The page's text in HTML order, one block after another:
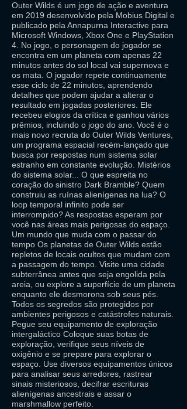
Outer Wilds é um jogo de ação e aventura
em 2019 desenvolvido pela Mobius Digital e
publicado pela Annapurna Interactive para
Microsoft Windows, Xbox One e PlayStation
4. No jogo, o personagem do jogador se
encontra em um planeta com apenas 22
minutos antes do sol local vai supernova e
os mata. O jogador repete continuamente
esse ciclo de 22 minutos, aprendendo
detalhes que podem ajudar a alterar o
resultado em jogadas posteriores. Ele
recebeu elogios da crítica e ganhou vários
prêmios, incluindo o jogo do ano. Você é o
mais novo recruta do Outer Wilds Ventures,
um programa espacial recém-lançado que
busca por respostas num sistema solar
estranho em constante evolução. Mistérios
do sistema solar... O que espreita no
coração do sinistro Dark Bramble? Quem
construiu as ruínas alienígenas na lua? O
loop temporal infinito pode ser
interrompido? As respostas esperam por
você nas áreas mais perigosas do espaço.
Um mundo que muda com o passar do
tempo Os planetas de Outer Wilds estão
repletos de locais ocultos que mudam com
a passagem do tempo. Visite uma cidade
subterrânea antes que seja engolida pela
areia, ou explore a superfície de um planeta
enquanto ele desmorona sob seus pés.
Todos os segredos são protegidos por
ambientes perigosos e catástrofes naturais.
Pegue seu equipamento de exploração
intergaláctico Coloque suas botas de
exploração, verifique seus níveis de
oxigênio e se prepare para explorar o
espaço. Use diversos equipamentos únicos
para analisar seus arredores, rastrear
sinais misteriosos, decifrar escrituras
alienígenas ancestrais e assar o
marshmallow perfeito.